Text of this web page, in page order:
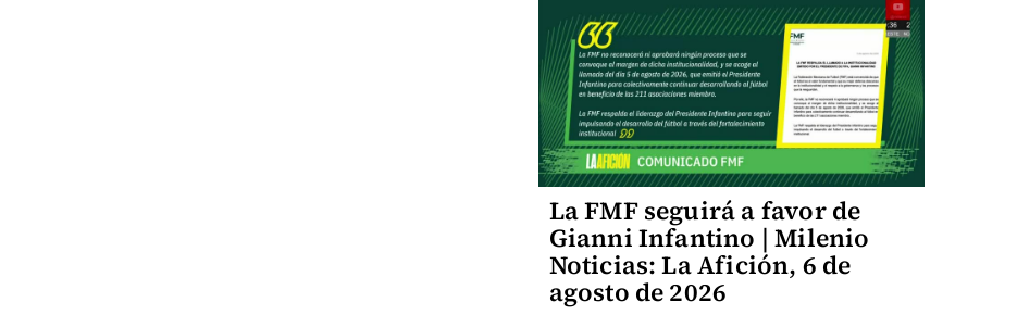
La FMF seguirá a favor de
Gianni Infantino | Milenio
Noticias: La Afición, 6 de
agosto de 2026